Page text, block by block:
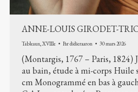
ANNE-LOUIS GIRODET-
Tableaux XVIIIe Pardidieraaron 30 mars 2026
(Montargis, 1767 – Paris, 1824)
au bain, étude à mi-corps Huile
cm Monogrammé en bas à